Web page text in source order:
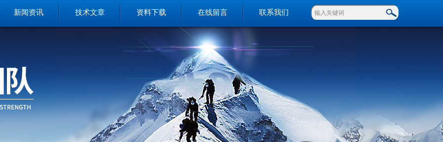
新闻资讯 技术文章 资料下载 在线留言 联系我们